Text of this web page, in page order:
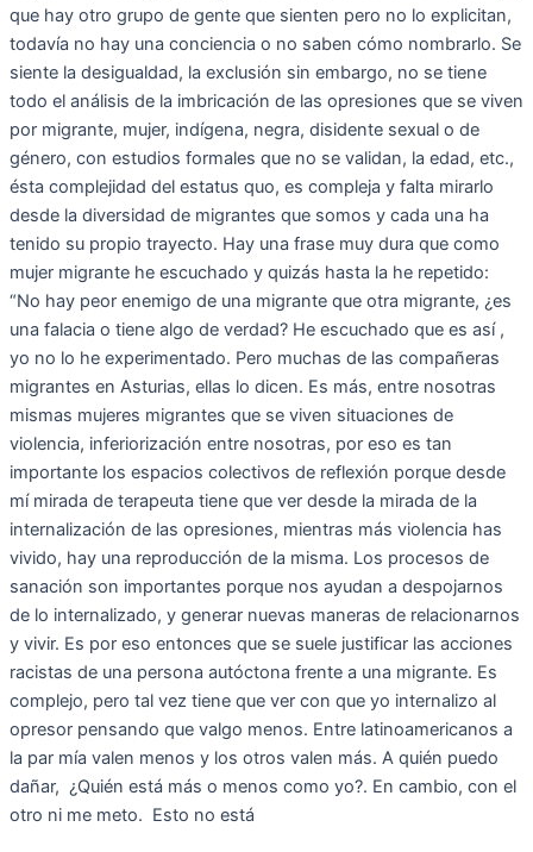
que hay otro grupo de gente que sienten pero no lo explicitan,
todavía no hay una conciencia o no saben cómo nombrarlo. Se
siente la desigualdad, la exclusión sin embargo, no se tiene
todo el análisis de la imbricación de las opresiones que se viven
por migrante, mujer, indígena, negra, disidente sexual o de
género, con estudios formales que no se validan, la edad, etc.,
ésta complejidad del estatus quo, es compleja y falta mirarlo
desde la diversidad de migrantes que somos y cada una ha
tenido su propio trayecto. Hay una frase muy dura que como
mujer migrante he escuchado y quizás hasta la he repetido:
“No hay peor enemigo de una migrante que otra migrante, ¿es
una falacia o tiene algo de verdad? He escuchado que es así ,
yo no lo he experimentado. Pero muchas de las compañeras
migrantes en Asturias, ellas lo dicen. Es más, entre nosotras
mismas mujeres migrantes que se viven situaciones de
violencia, inferiorización entre nosotras, por eso es tan
importante los espacios colectivos de reflexión porque desde
mí mirada de terapeuta tiene que ver desde la mirada de la
internalización de las opresiones, mientras más violencia has
vivido, hay una reproducción de la misma. Los procesos de
sanación son importantes porque nos ayudan a despojarnos
de lo internalizado, y generar nuevas maneras de relacionarnos
y vivir. Es por eso entonces que se suele justificar las acciones
racistas de una persona autóctona frente a una migrante. Es
complejo, pero tal vez tiene que ver con que yo internalizo al
opresor pensando que valgo menos. Entre latinoamericanos a
la par mía valen menos y los otros valen más. A quién puedo
dañar, ¿Quién está más o menos como yo?. En cambio, con el
otro ni me meto. Esto no está